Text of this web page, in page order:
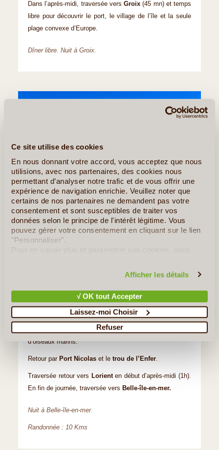
Ce site utilise des cookies
En nous donnant votre accord, vous acceptez que nous
utilisions, avec nos partenaires, des cookies nous
permettant d’analyser notre trafic et de vous offrir une
expérience de navigation enrichie. Veuillez noter que
certains de nos partenaires ne demandent pas votre
consentement et sont susceptibles de traiter vos
données selon le principe de l'intérêt légitime. Vous
pouvez gérer votre consentement en cliquant sur le lien
"Personnaliser".
Pour en savoir plus et paramétrer vos cookies, nous
Afficher les détails
√ OK tout Accepter
Laissez-moi Choisir
Refuser
Dans l’après-midi, traversée vers Groix (45 mn) et temps
libre pour découvrir le port, le village de l’île et la seule
plage convexe d’Europe.
Dîner libre. Nuit à Groix.
©
Randonnée sur la côte ouest de l’île pour découvrir les
spectaculairesfalaises de Pen Men,une réserve
ornithologique où nichent de nombreuses espèces
d’oiseaux marins.
Retour par Port Nicolas et le trou de l’Enfer.
Traversée retour vers Lorienten début d’après-midi (1h).
En fin de journée, traversée vers Belle-île-en-mer.
Nuit à Belle-île-en-mer.
Randonnée : 10 Kms